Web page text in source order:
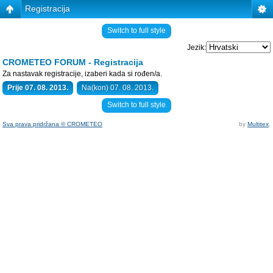
Registracija
Switch to full style
Jezik:
CROMETEO FORUM - Registracija
Za nastavak registracije, izaberi kada si rođen/a.
Prije 07. 08. 2013.
Na(kon) 07. 08. 2013.
Switch to full style
Sva prava pridržana © CROMETEO by Multitex